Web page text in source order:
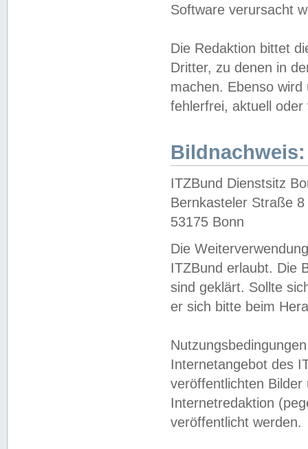
Software verursacht
Die Redaktion bittet
Dritter, zu denen in
machen. Ebenso
fehlerfrei, aktuell oder
Bildnachweis:
ITZBund Dienstsitz
Bernkasteler Straße 8
53175 Bonn
Die
ITZBund erlaubt. Die
sind geklärt. Sollte
er sich bitte beim
Internetangebot des
veröffentlichten
Internetredaktion
veröffentlicht werden.